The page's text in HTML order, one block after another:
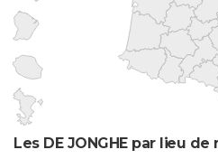
Les DE JONGHE par lieu de